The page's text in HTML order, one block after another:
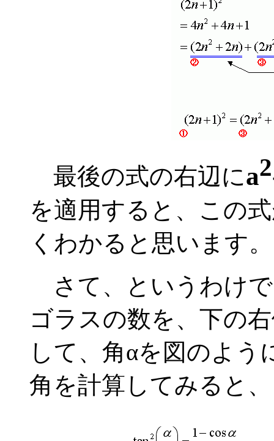
最後の式の右辺にa2
を適用すると、この
くわかると思います。
さて、というわけ
ゴラスの数を、下の
して、角αを図のよう
角を計算してみると